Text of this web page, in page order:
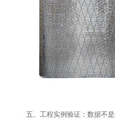
五、工程实例验证：数据不